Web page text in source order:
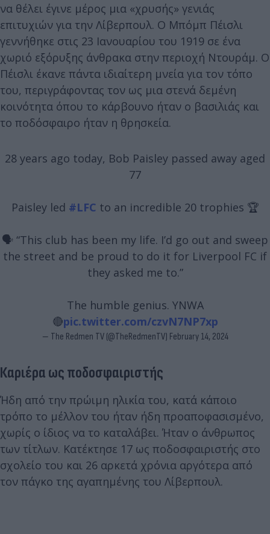
να θέλει έγινε μέρος μια «χρυσής» γενιάς
επιτυχιών για την Λίβερπουλ. Ο Μπόμπ Πέισλι
γεννήθηκε στις 23 Ιανουαρίου του 1919 σε ένα
χωριό εξόρυξης άνθρακα στην περιοχή Ντουράμ. Ο
Πέισλι έκανε πάντα ιδιαίτερη μνεία για τον τόπο
του, περιγράφοντας τον ως μια στενά δεμένη
κοινότητα όπου το κάρβουνο ήταν ο βασιλιάς και
το ποδόσφαιρο ήταν η θρησκεία.
28 years ago today, Bob Paisley passed away aged
77
Paisley led #LFC to an incredible 20 trophies 🏆
🗣️ “This club has been my life. I’d go out and sweep
the street and be proud to do it for Liverpool FC if
they asked me to.”
The humble genius. YNWA
🔴pic.twitter.com/czvN7NP7xp
— The Redmen TV (@TheRedmenTV) February 14, 2024
Καριέρα ως ποδοσφαιριστής
Ήδη από την πρώιμη ηλικία του, κατά κάποιο
τρόπο το μέλλον του ήταν ήδη προαποφασισμένο,
χωρίς ο ίδιος να το καταλάβει. Ήταν ο άνθρωπος
των τίτλων. Κατέκτησε 17 ως ποδοσφαιριστής στο
σχολείο του και 26 αρκετά χρόνια αργότερα από
τον πάγκο της αγαπημένης του Λίβερπουλ.